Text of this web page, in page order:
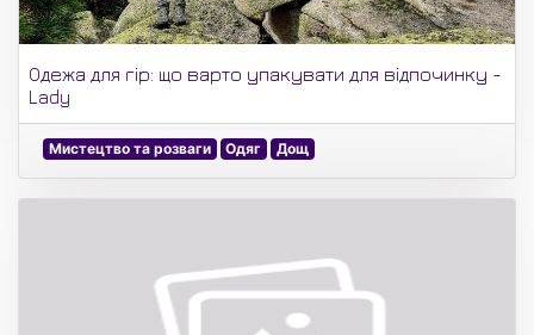
Одежа для гір: що варто упакувати для відпочинку -
Lady
Мистецтво та розваги Одяг Дощ